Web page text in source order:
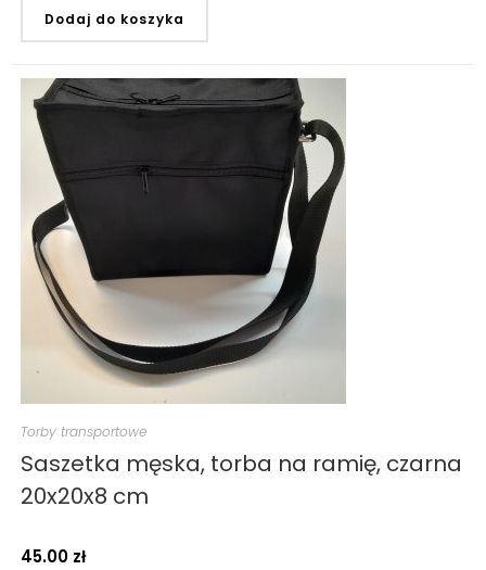
Dodaj do koszyka
Torby transportowe
Saszetka męska, torba na ramię, czarna
20x20x8 cm
45.00 zł